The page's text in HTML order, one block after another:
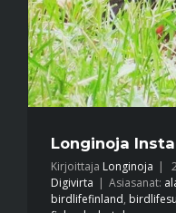
Longinoja
Kirjoittaja Longinoja
Digivirta
Asiasanat:
birdlifefinland,